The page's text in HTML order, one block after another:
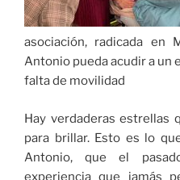
asociación, radicada en
Antonio pueda acudir a un
falta de movilidad
Hay verdaderas estrellas
para brillar. Esto es lo
Antonio, que el
experiencia que jamás